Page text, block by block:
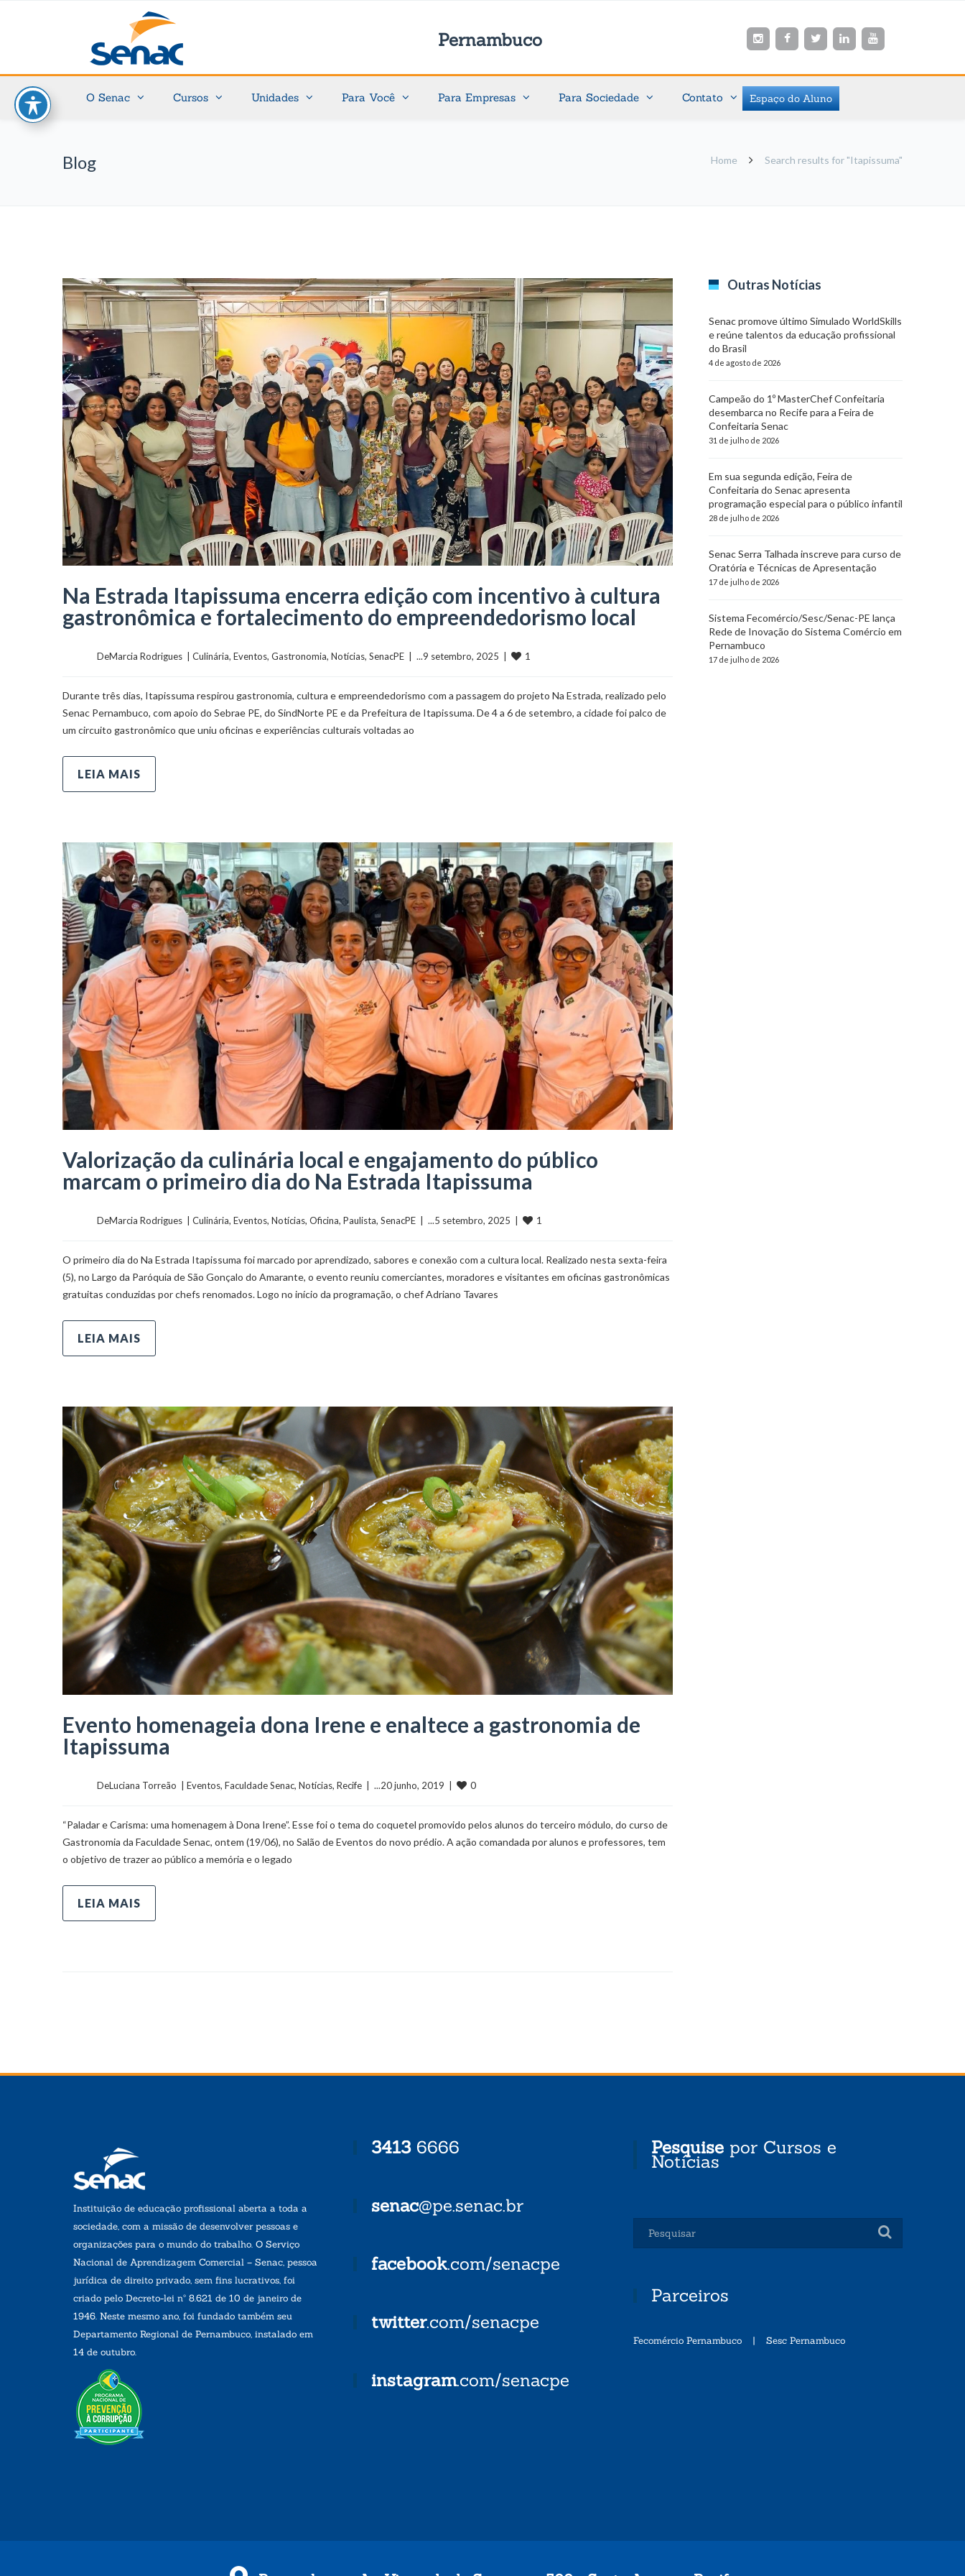
Pernambuco
O Senac Cursos Unidades Para Você Para Empresas Para Sociedade Contato Espaço do Aluno
Blog Home Search results for "Itapissuma"
Na Estrada Itapissuma encerra edição com incentivo à cultura
gastronômica e fortalecimento do empreendedorismo local
	    	DeMarcia Rodrigues  |
Culinária, Eventos, Gastronomia, Notícias, SenacPE
  |  ...9 setembro, 2025  |
1
Durante três dias, Itapissuma respirou gastronomia, cultura e empreendedorismo com a passagem do projeto Na Estrada, realizado pelo
Senac Pernambuco, com apoio do Sebrae PE, do SindNorte PE e da Prefeitura de Itapissuma. De 4 a 6 de setembro, a cidade foi palco de
um circuito gastronômico que uniu oficinas e experiências culturais voltadas ao
LEIA MAIS
Valorização da culinária local e engajamento do público
marcam o primeiro dia do Na Estrada Itapissuma
	    	DeMarcia Rodrigues  |
Culinária, Eventos, Notícias, Oficina, Paulista, SenacPE
  |  ...5 setembro, 2025  |
1
O primeiro dia do Na Estrada Itapissuma foi marcado por aprendizado, sabores e conexão com a cultura local. Realizado nesta sexta-feira
(5), no Largo da Paróquia de São Gonçalo do Amarante, o evento reuniu comerciantes, moradores e visitantes em oficinas gastronômicas
gratuitas conduzidas por chefs renomados. Logo no início da programação, o chef Adriano Tavares
LEIA MAIS
Evento homenageia dona Irene e enaltece a gastronomia de
Itapissuma
	    	DeLuciana Torreão  |
Eventos, Faculdade Senac, Notícias, Recife
  |  ...20 junho, 2019  |
0
“Paladar e Carisma: uma homenagem à Dona Irene”. Esse foi o tema do coquetel promovido pelos alunos do terceiro módulo, do curso de
Gastronomia da Faculdade Senac, ontem (19/06), no Salão de Eventos do novo prédio. A ação comandada por alunos e professores, tem
o objetivo de trazer ao público a memória e o legado
LEIA MAIS
Outras Notícias
Senac promove último Simulado WorldSkills
e reúne talentos da educação profissional
do Brasil
4 de agosto de 2026
Campeão do 1º MasterChef Confeitaria
desembarca no Recife para a Feira de
Confeitaria Senac
31 de julho de 2026
Em sua segunda edição, Feira de
Confeitaria do Senac apresenta
programação especial para o público infantil
28 de julho de 2026
Senac Serra Talhada inscreve para curso de
Oratória e Técnicas de Apresentação
17 de julho de 2026
Sistema Fecomércio/Sesc/Senac-PE lança
Rede de Inovação do Sistema Comércio em
Pernambuco
17 de julho de 2026
Instituição de educação profissional aberta a toda a
sociedade, com a missão de desenvolver pessoas e
organizações para o mundo do trabalho. O Serviço
Nacional de Aprendizagem Comercial – Senac, pessoa
jurídica de direito privado, sem fins lucrativos, foi
criado pelo Decreto-lei nº 8.621 de 10 de janeiro de
1946. Neste mesmo ano, foi fundado também seu
Departamento Regional de Pernambuco, instalado em
14 de outubro.
34136666
senac@pe.senac.br
facebook.com/senacpe
twitter.com/senacpe
instagram.com/senacpe
Pesquise por Cursos e
Notícias
Parceiros
Fecomércio Pernambuco | Sesc Pernambuco